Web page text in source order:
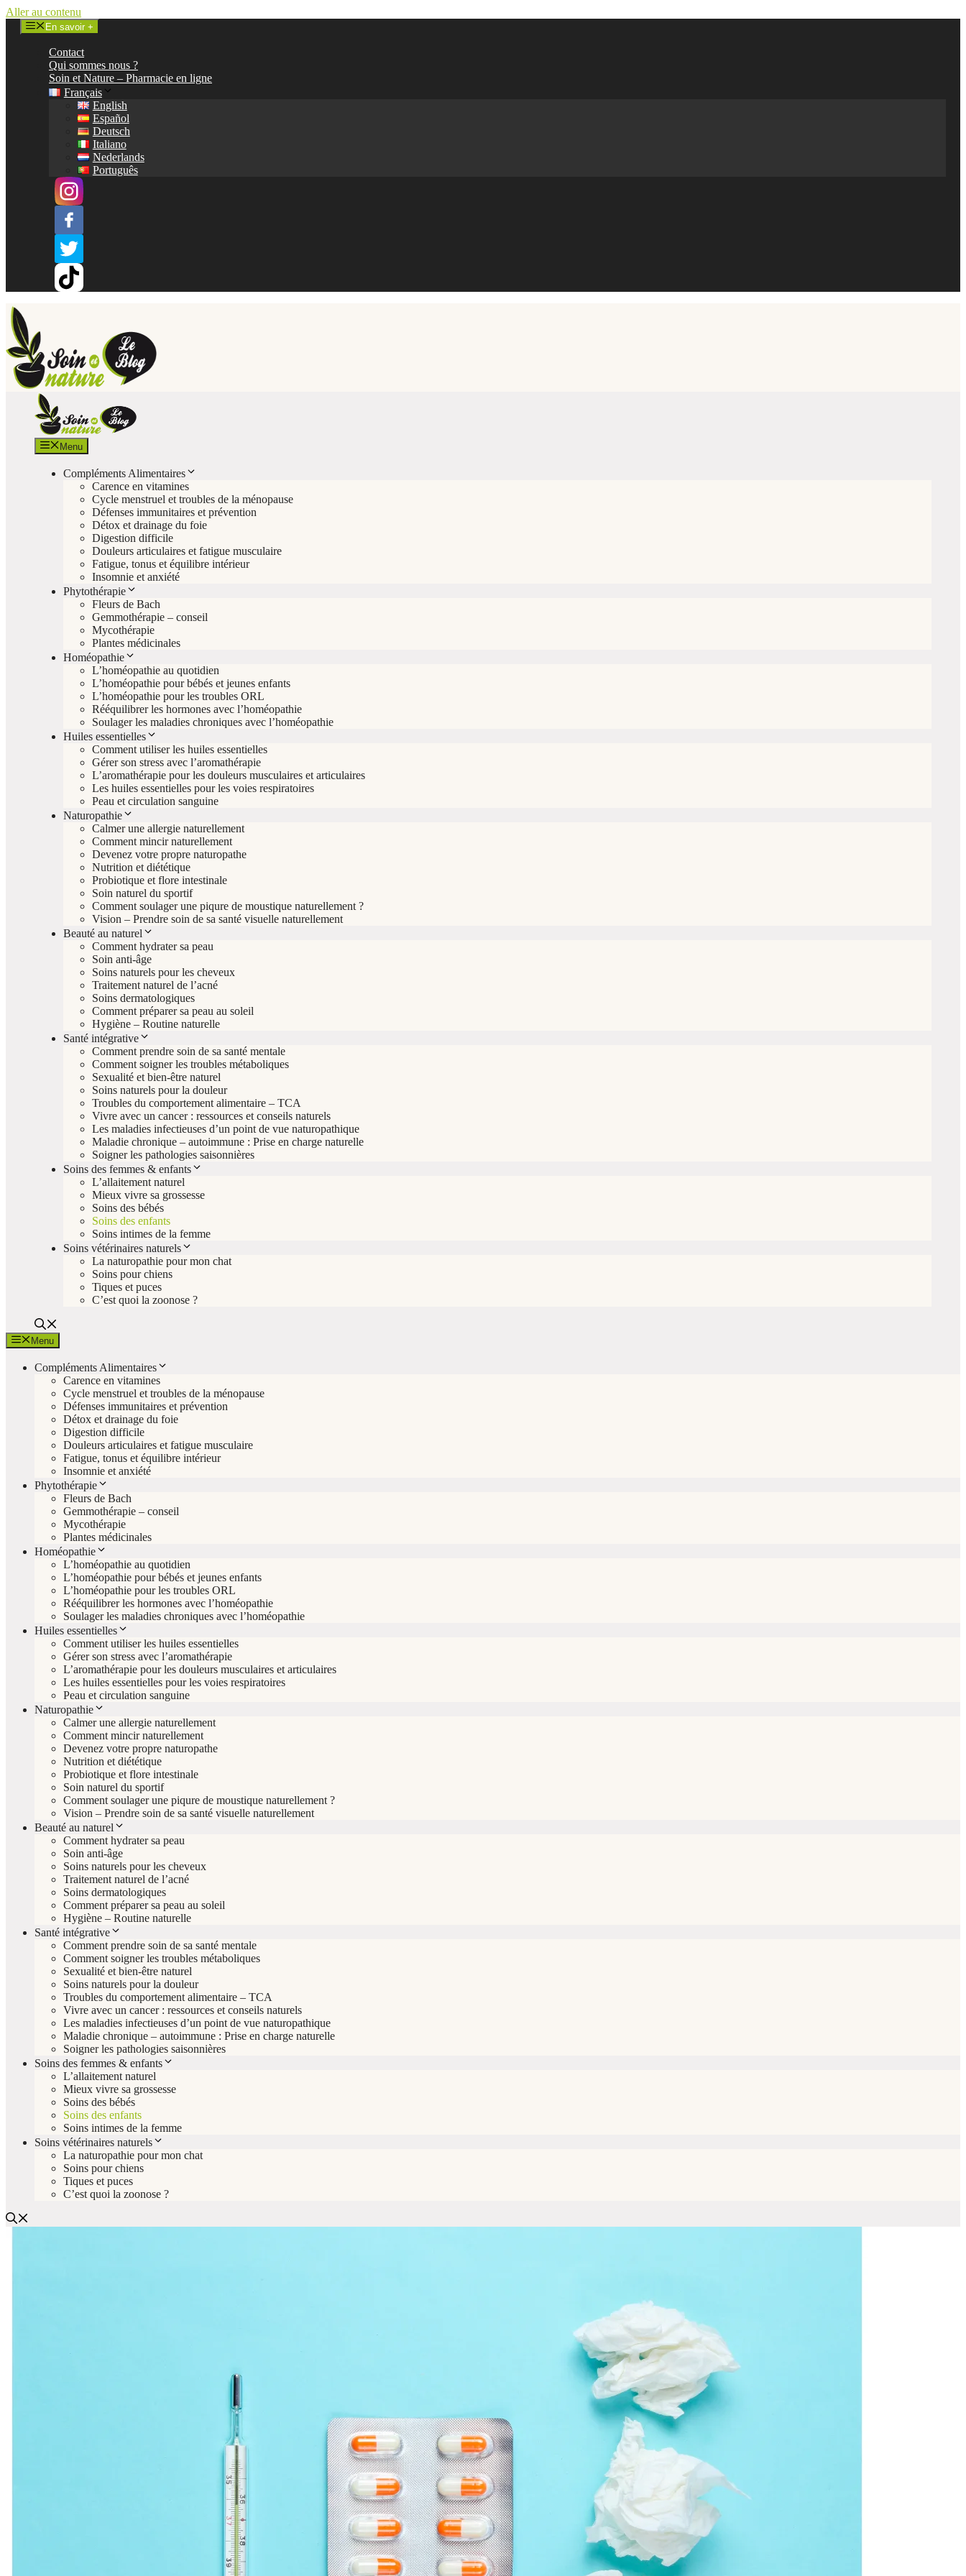
Aller au contenu
En savoir +
Contact
Qui sommes nous ?
Soin et Nature – Pharmacie en ligne
Français
English
Español
Deutsch
Italiano
Nederlands
Português
Menu
Compléments Alimentaires
Carence en vitamines
Cycle menstruel et troubles de la ménopause
Défenses immunitaires et prévention
Détox et drainage du foie
Digestion difficile
Douleurs articulaires et fatigue musculaire
Fatigue, tonus et équilibre intérieur
Insomnie et anxiété
Phytothérapie
Fleurs de Bach
Gemmothérapie – conseil
Mycothérapie
Plantes médicinales
Homéopathie
L’homéopathie au quotidien
L’homéopathie pour bébés et jeunes enfants
L’homéopathie pour les troubles ORL
Rééquilibrer les hormones avec l’homéopathie
Soulager les maladies chroniques avec l’homéopathie
Huiles essentielles
Comment utiliser les huiles essentielles
Gérer son stress avec l’aromathérapie
L’aromathérapie pour les douleurs musculaires et articulaires
Les huiles essentielles pour les voies respiratoires
Peau et circulation sanguine
Naturopathie
Calmer une allergie naturellement
Comment mincir naturellement
Devenez votre propre naturopathe
Nutrition et diététique
Probiotique et flore intestinale
Soin naturel du sportif
Comment soulager une piqure de moustique naturellement ?
Vision – Prendre soin de sa santé visuelle naturellement
Beauté au naturel
Comment hydrater sa peau
Soin anti-âge
Soins naturels pour les cheveux
Traitement naturel de l’acné
Soins dermatologiques
Comment préparer sa peau au soleil
Hygiène – Routine naturelle
Santé intégrative
Comment prendre soin de sa santé mentale
Comment soigner les troubles métaboliques
Sexualité et bien-être naturel
Soins naturels pour la douleur
Troubles du comportement alimentaire – TCA
Vivre avec un cancer : ressources et conseils naturels
Les maladies infectieuses d’un point de vue naturopathique
Maladie chronique – autoimmune : Prise en charge naturelle
Soigner les pathologies saisonnières
Soins des femmes & enfants
L’allaitement naturel
Mieux vivre sa grossesse
Soins des bébés
Soins des enfants
Soins intimes de la femme
Soins vétérinaires naturels
La naturopathie pour mon chat
Soins pour chiens
Tiques et puces
C’est quoi la zoonose ?
Menu
Compléments Alimentaires
Carence en vitamines
Cycle menstruel et troubles de la ménopause
Défenses immunitaires et prévention
Détox et drainage du foie
Digestion difficile
Douleurs articulaires et fatigue musculaire
Fatigue, tonus et équilibre intérieur
Insomnie et anxiété
Phytothérapie
Fleurs de Bach
Gemmothérapie – conseil
Mycothérapie
Plantes médicinales
Homéopathie
L’homéopathie au quotidien
L’homéopathie pour bébés et jeunes enfants
L’homéopathie pour les troubles ORL
Rééquilibrer les hormones avec l’homéopathie
Soulager les maladies chroniques avec l’homéopathie
Huiles essentielles
Comment utiliser les huiles essentielles
Gérer son stress avec l’aromathérapie
L’aromathérapie pour les douleurs musculaires et articulaires
Les huiles essentielles pour les voies respiratoires
Peau et circulation sanguine
Naturopathie
Calmer une allergie naturellement
Comment mincir naturellement
Devenez votre propre naturopathe
Nutrition et diététique
Probiotique et flore intestinale
Soin naturel du sportif
Comment soulager une piqure de moustique naturellement ?
Vision – Prendre soin de sa santé visuelle naturellement
Beauté au naturel
Comment hydrater sa peau
Soin anti-âge
Soins naturels pour les cheveux
Traitement naturel de l’acné
Soins dermatologiques
Comment préparer sa peau au soleil
Hygiène – Routine naturelle
Santé intégrative
Comment prendre soin de sa santé mentale
Comment soigner les troubles métaboliques
Sexualité et bien-être naturel
Soins naturels pour la douleur
Troubles du comportement alimentaire – TCA
Vivre avec un cancer : ressources et conseils naturels
Les maladies infectieuses d’un point de vue naturopathique
Maladie chronique – autoimmune : Prise en charge naturelle
Soigner les pathologies saisonnières
Soins des femmes & enfants
L’allaitement naturel
Mieux vivre sa grossesse
Soins des bébés
Soins des enfants
Soins intimes de la femme
Soins vétérinaires naturels
La naturopathie pour mon chat
Soins pour chiens
Tiques et puces
C’est quoi la zoonose ?